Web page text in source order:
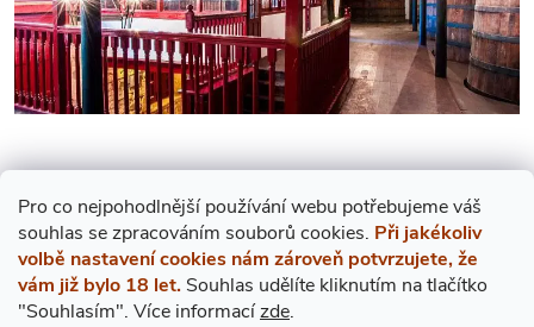
Pro co nejpohodlnější používání webu potřebujeme váš
souhlas se zpracováním souborů cookies. Při jakékoliv
volbě nastavení cookies nám zároveň potvrzujete, že
vám již bylo 18 let. Souhlas udělíte kliknutím na tlačítko
"Souhlasím". Více informacízde.